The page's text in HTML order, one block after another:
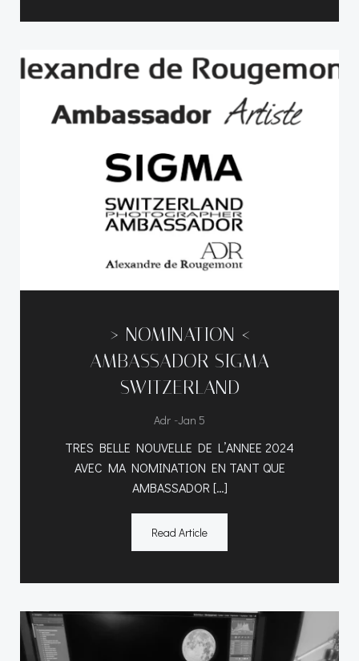
—–> NOMINATION <---
AMBASSADOR SIGMA
SWITZERLAND
Adr -Jan 5
TRES BELLE NOUVELLE DE L’ANNEE 2024
AVEC MA NOMINATION EN TANT QUE
AMBASSADOR […]
Read Article